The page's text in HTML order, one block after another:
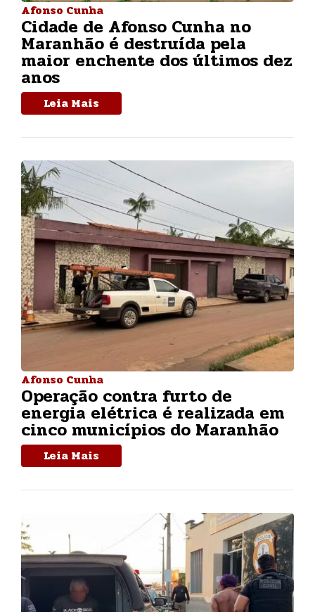
Afonso Cunha
Cidade de Afonso Cunha no
Maranhão é destruída pela
maior enchente dos últimos dez
anos
Leia Mais
Afonso Cunha
Operação contra furto de
energia elétrica é realizada em
cinco municípios do Maranhão
Leia Mais